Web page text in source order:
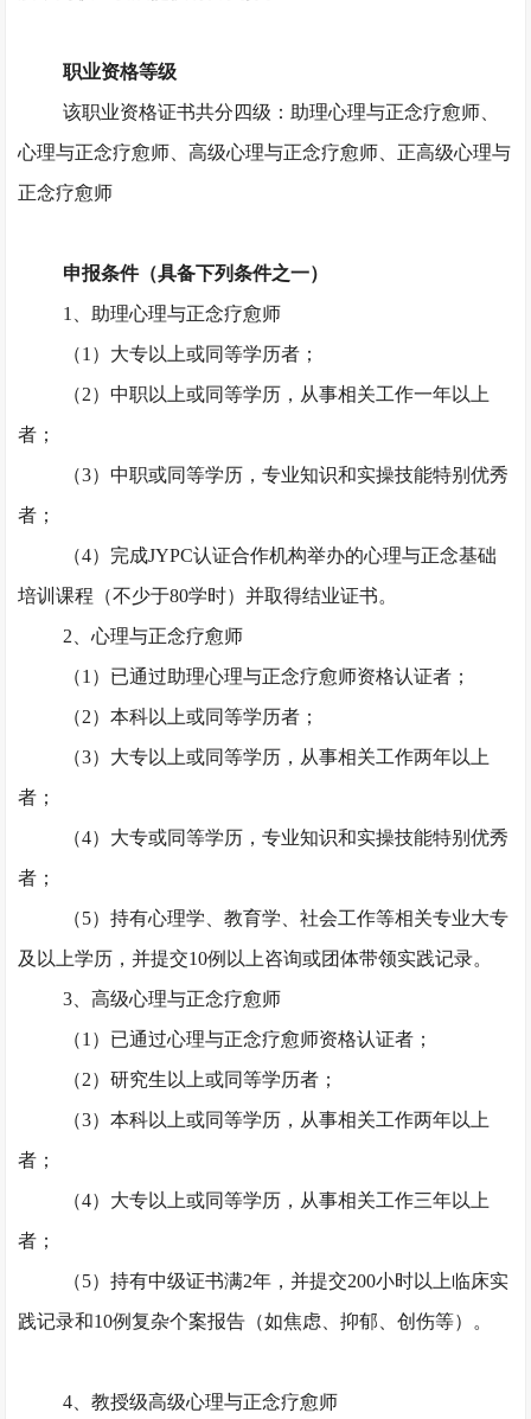
职业资格等级
该职业资格证书共分四级：助理心理与正念疗愈师、
心理与正念疗愈师、高级心理与正念疗愈师、正高级心理与
正念疗愈师
申报条件（具备下列条件之一）
1、助理心理与正念疗愈师
（1）大专以上或同等学历者；
（2）中职以上或同等学历，从事相关工作一年以上
者；
（3）中职或同等学历，专业知识和实操技能特别优秀
者；
（4）完成JYPC认证合作机构举办的心理与正念基础
培训课程（不少于80学时）并取得结业证书。
2、心理与正念疗愈师
（1）已通过助理心理与正念疗愈师资格认证者；
（2）本科以上或同等学历者；
（3）大专以上或同等学历，从事相关工作两年以上
者；
（4）大专或同等学历，专业知识和实操技能特别优秀
者；
（5）持有心理学、教育学、社会工作等相关专业大专
及以上学历，并提交10例以上咨询或团体带领实践记录。
3、高级心理与正念疗愈师
（1）已通过心理与正念疗愈师资格认证者；
（2）研究生以上或同等学历者；
（3）本科以上或同等学历，从事相关工作两年以上
者；
（4）大专以上或同等学历，从事相关工作三年以上
者；
（5）持有中级证书满2年，并提交200小时以上临床实
践记录和10例复杂个案报告（如焦虑、抑郁、创伤等）。
4、教授级高级心理与正念疗愈师